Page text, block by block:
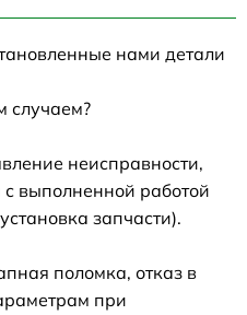
нами детали
случаем?
неисправности,
выполненной работой
запчасти).
поломка, отказ в
при